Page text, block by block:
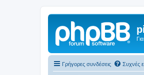
Γρήγορες συνδέσεις Συχνές